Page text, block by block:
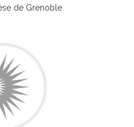
de Grenoble